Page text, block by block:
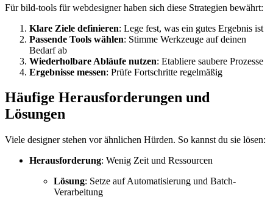
Für bild-tools für webdesigner haben sich diese Strategien bewährt:
Klare Ziele definieren: Lege fest, was ein gutes Ergebnis ist
Passende Tools wählen: Stimme Werkzeuge auf deinen
Bedarf ab
Wiederholbare Abläufe nutzen: Etabliere saubere Prozesse
Ergebnisse messen: Prüfe Fortschritte regelmäßig
Häufige Herausforderungen und
Lösungen
Viele designer stehen vor ähnlichen Hürden. So kannst du sie lösen:
Herausforderung: Wenig Zeit und Ressourcen
Lösung: Setze auf Automatisierung und Batch-
Verarbeitung